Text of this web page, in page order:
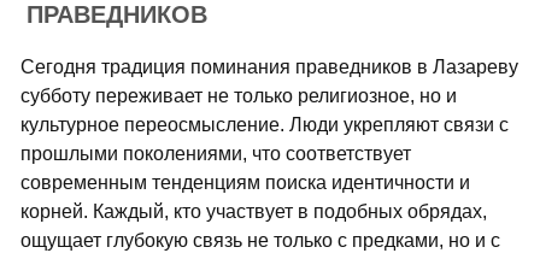
ПРАВЕДНИКОВ
Сегодня традиция поминания праведников в Лазареву
субботу переживает не только религиозное, но и
культурное переосмысление. Люди укрепляют связи с
прошлыми поколениями, что соответствует
современным тенденциям поиска идентичности и
корней. Каждый, кто участвует в подобных обрядах,
ощущает глубокую связь не только с предками, но и с